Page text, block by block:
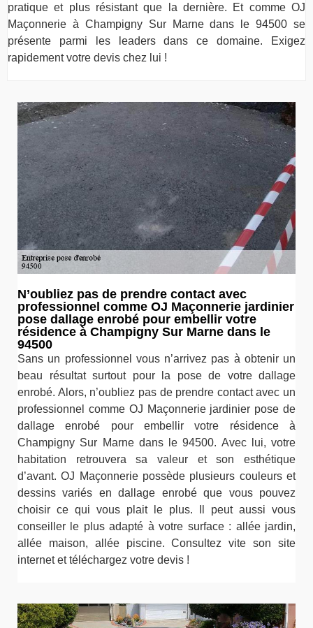
pratique et plus résistant que la dernière. Et comme OJ
Maçonnerie à Champigny Sur Marne dans le 94500 se
présente parmi les leaders dans ce domaine. Exigez
rapidement votre devis chez lui !
N’oubliez pas de prendre contact avec
professionnel comme OJ Maçonnerie jardinier
pose dallage enrobé pour embellir votre
résidence à Champigny Sur Marne dans le
94500
Sans un professionnel vous n’arrivez pas à obtenir un
beau résultat surtout pour la pose de votre dallage
enrobé. Alors, n’oubliez pas de prendre contact avec un
professionnel comme OJ Maçonnerie jardinier pose de
dallage enrobé pour embellir votre résidence à
Champigny Sur Marne dans le 94500. Avec lui, votre
habitation retrouvera sa valeur et son esthétique
d’avant. OJ Maçonnerie possède plusieurs couleurs et
dessins variés en dallage enrobé que vous pouvez
choisir ce qui vous plait le plus. Il peut aussi vous
conseiller le plus adapté à votre surface : allée jardin,
allée maison, allée piscine. Consultez vite son site
internet et téléchargez votre devis !